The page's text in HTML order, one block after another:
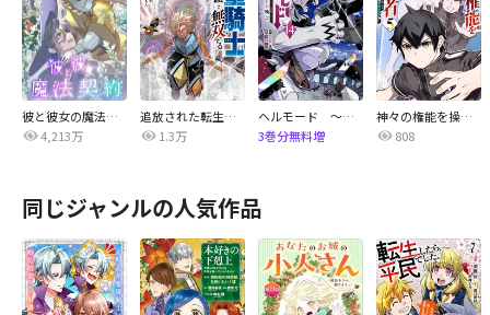
彼と彼女の魔法契約
4,213万
追放された転生重騎士はゲーム知識で無双する
1.3万
ヘルモード ～やり込み好きのゲーマーは廃設定の異世界で無双する～はじまりの召喚士
3巻分無料増
神々の権能を操りし者～能力数値『０』で蔑まれている俺だが、実は世界最強の一角～
808
同じジャンルの人気作品